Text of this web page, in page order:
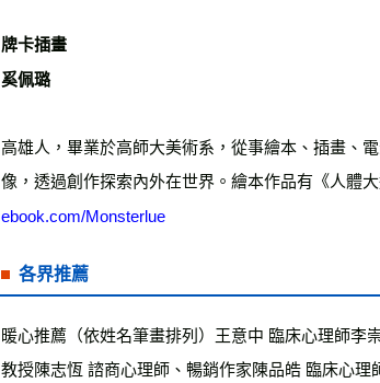
牌卡插畫
奚佩璐
高雄人，畢業於高師大美術系，從事繪本、插畫、
像，透過創作探索內外在世界。繪本作品有《人體
ebook.com/Monsterlue
各界推薦
暖心推薦（依姓名筆畫排列）王意中 臨床心理師李
教授陳志恆 諮商心理師、暢銷作家陳品皓 臨床心